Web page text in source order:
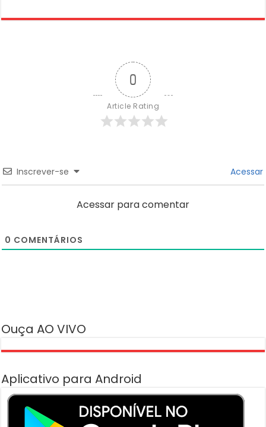
0
Article Rating
Inscrever-se Acessar
Acessar para comentar
0 COMENTÁRIOS
Ouça AO VIVO
Aplicativo para Android